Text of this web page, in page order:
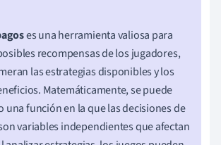
es una herramienta valiosa para
recompensas de los jugadores,
las estrategias disponibles y los
Matemáticamente, se puede
una función en la que las decisiones de
variables independientes que afectan